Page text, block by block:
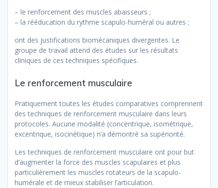
– le renforcement des muscles abaisseurs ;
– la rééducation du rythme scapulo-huméral ou autres ;
ont des justifications biomécaniques divergentes. Le
groupe de travail attend des études sur les résultats
cliniques de ces techniques spécifiques.
Le renforcement musculaire
Pratiquement toutes les études comparatives comprennent
des techniques de renforcement musculaire dans leurs
protocoles. Aucune modalité (concentrique, isométrique,
excentrique, isocinétique) n’a démontré sa supériorité.
Les techniques de renforcement musculaire ont pour but
d’augmenter la force des muscles scapulaires et plus
particulièrement les muscles rotateurs de la scapulo-
humérale et de mieux stabiliser l’articulation.